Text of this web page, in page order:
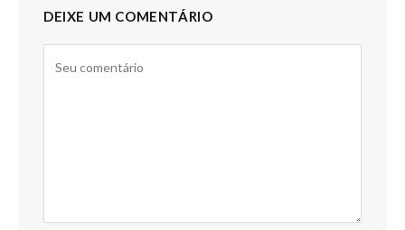
DEIXE UM COMENTÁRIO